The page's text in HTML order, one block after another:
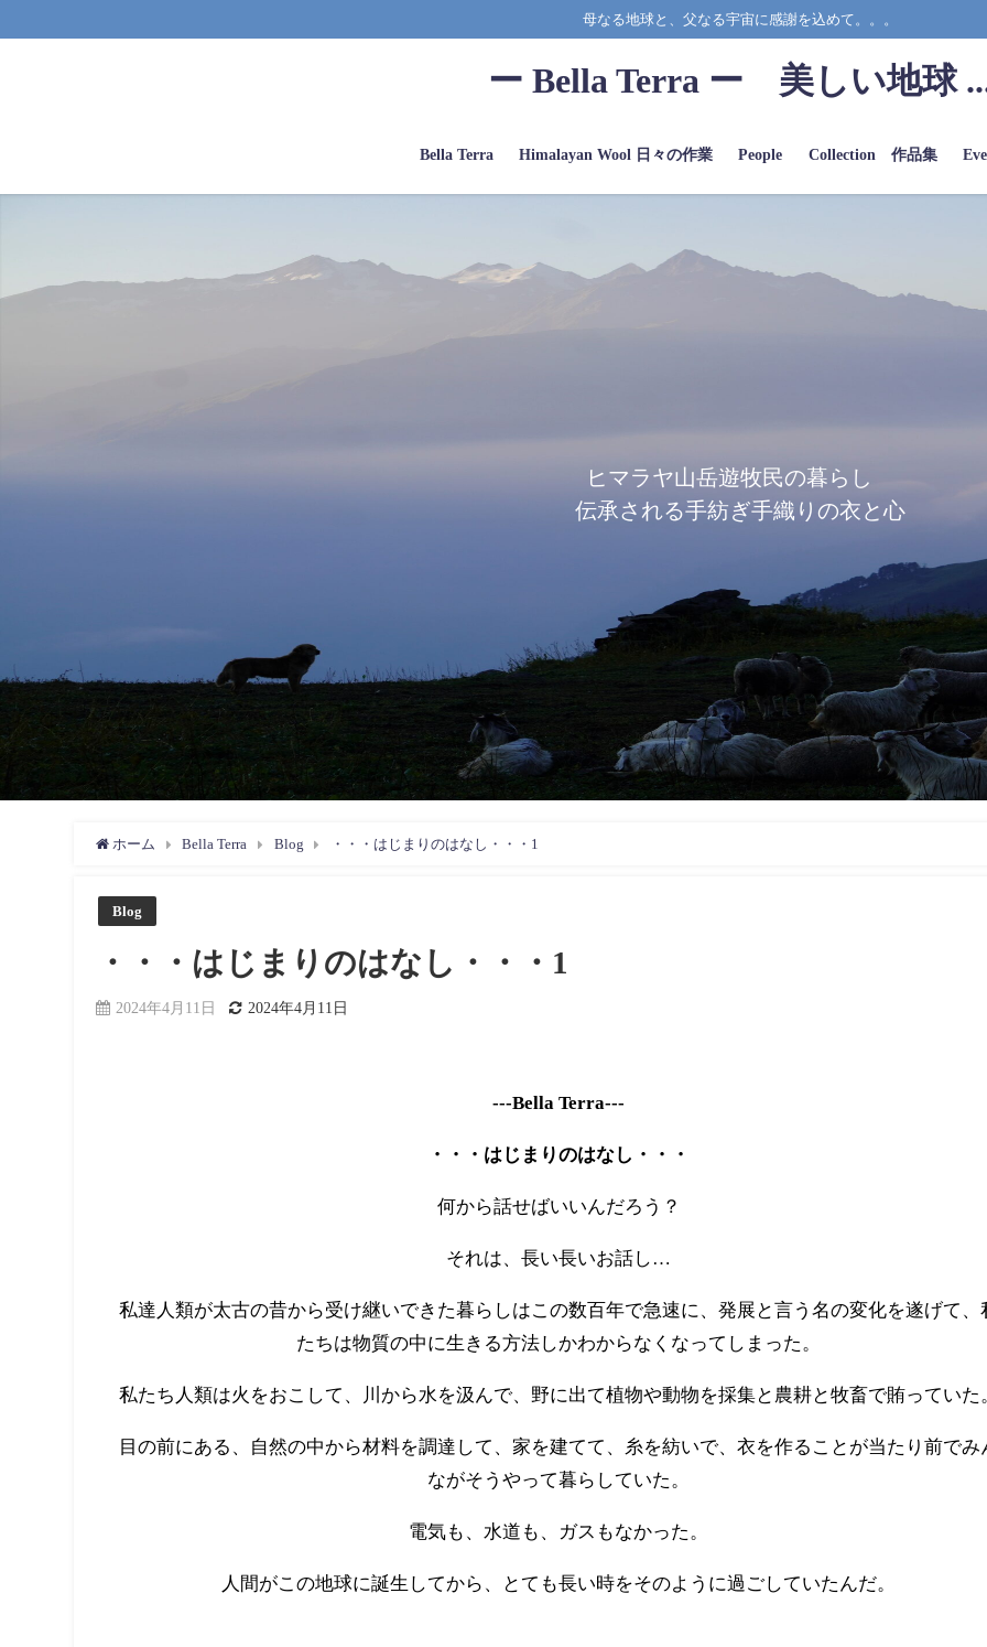
母なる地球と、父なる宇宙に感謝を込めて。。。
ー Bella Terra ー 美しい地球
Bella Terra Himalayan Wool 日々の作業 People Collection 作品集
ヒマラヤ山岳遊牧民の暮らし
伝承される手紡ぎ手織りの衣と心
ホーム Bella Terra Blog ・・・はじまりのはなし・・・1
Blog
・・・はじまりのはなし・・・1
2024年4月11日 2024年4月11日
---Bella Terra---
・・・はじまりのはなし・・・
何から話せばいいんだろう？
それは、長い長いお話し…
私達人類が太古の昔から受け継いできた暮らしはこの数百年で急速に、発展と言う名の変化を遂げて、
たちは物質の中に生きる方法しかわからなくなってしまった。
私たち人類は火をおこして、川から水を汲んで、野に出て植物や動物を採集と農耕と牧畜で賄っていた。
目の前にある、自然の中から材料を調達して、家を建てて、糸を紡いで、衣を作ることが当たり前でみ
ながそうやって暮らしていた。
電気も、水道も、ガスもなかった。
人間がこの地球に誕生してから、とても長い時をそのように過ごしていたんだ。